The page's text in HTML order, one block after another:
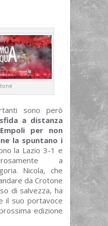
sono però
a distanza
per non
la spuntano i
la Lazio 3-1 e
a
Nicola, che
da Crotone
di salvezza, ha
il suo portavoce
edizione